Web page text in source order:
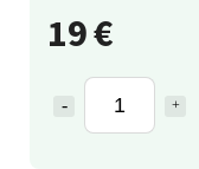
19 €